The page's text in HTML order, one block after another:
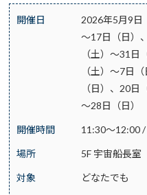
開催日
2026年5月9日
～17日（日）
（土）～31日
（土）～7日
（日）、20日
～28日（日）
開催時間 11:30～12:00
場所 5F 宇宙船長室
対象 どなたでも